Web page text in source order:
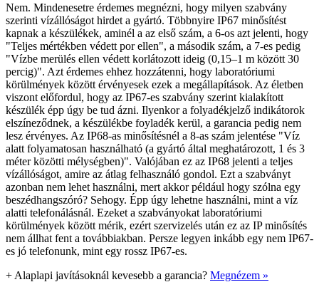
Nem. Mindenesetre érdemes megnézni, hogy milyen szabvány
szerinti vízállóságot hirdet a gyártó. Többnyire IP67 minősítést
kapnak a készülékek, aminél a az első szám, a 6-os azt jelenti, hogy
"Teljes mértékben védett por ellen", a második szám, a 7-es pedig
"Vízbe merülés ellen védett korlátozott ideig (0,15–1 m között 30
percig)". Azt érdemes ehhez hozzátenni, hogy laboratóriumi
körülmények között érvényesek ezek a megállapítások. Az életben
viszont előfordul, hogy az IP67-es szabvány szerint kialakított
készülék épp úgy be tud ázni. Ilyenkor a folyadékjelző indikátorok
elszíneződnek, a készülékbe foyladék kerül, a garancia pedig nem
lesz érvényes. Az IP68-as minősítésnél a 8-as szám jelentése "Víz
alatt folyamatosan használható (a gyártó által meghatározott, 1 és 3
méter közötti mélységben)". Valójában ez az IP68 jelenti a teljes
vízállóságot, amire az átlag felhasználó gondol. Ezt a szabványt
azonban nem lehet használni, mert akkor például hogy szólna egy
beszédhangszóró? Sehogy. Épp úgy lehetne használni, mint a víz
alatti telefonálásnál. Ezeket a szabványokat laboratóriumi
körülmények között mérik, ezért szervizelés után ez az IP minősítés
nem állhat fent a továbbiakban. Persze legyen inkább egy nem IP67-
es jó telefonunk, mint egy rossz IP67-es.
+ Alaplapi javításoknál kevesebb a garancia? Megnézem »